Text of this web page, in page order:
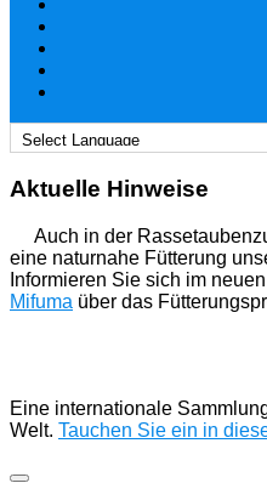
Aktuelle Hinweise
Auch in der
eine naturnahe Fütterung
Informieren Sie sich im neuen
Mifuma über das
Eine internationale
Welt. Tauchen Sie ein in